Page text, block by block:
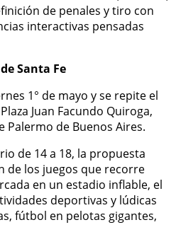
de penales y tiro con
interactivas pensadas
Santa Fe
1° de mayo y se repite el
Juan Facundo Quiroga,
Palermo de Buenos Aires.
de 14 a 18, la propuesta
de los juegos que recorre
en un estadio inflable, el
deportivas y lúdicas
fútbol en pelotas gigantes,